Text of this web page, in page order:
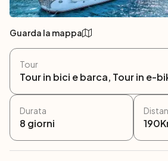
Guarda la mappa
Tour
Tour in bici e barca, Tour in e-
Durata
8 giorni 190